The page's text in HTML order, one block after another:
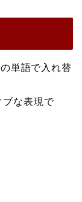
単語で入れ替
ブな表現で